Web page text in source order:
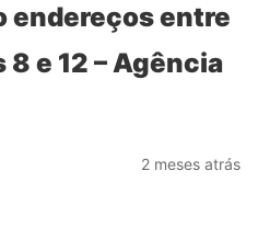
endereços entre
e 12 – Agência
2 meses atrás